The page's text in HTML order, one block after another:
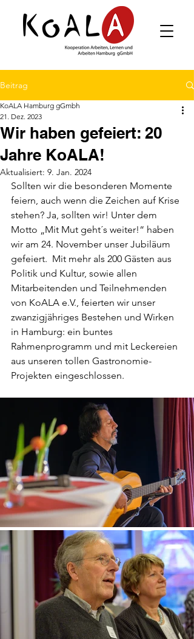
Beitrag
Wir haben gefeiert: 20
Jahre KoALA!
KoALA Hamburg gGmbh
21. Dez. 2023
Aktualisiert: 9. Jan. 2024
Sollten wir die besonderen Momente
feiern, auch wenn die Zeichen auf Krise
stehen? Ja, sollten wir! Unter dem
Motto „Mit Mut geht´s weiter!“ haben
wir am 24. November unser Jubiläum
gefeiert.  Mit mehr als 200 Gästen aus
Politik und Kultur, sowie allen
Mitarbeitenden und Teilnehmenden
von KoALA e.V., feierten wir unser
zwanzigjähriges Bestehen und Wirken
in Hamburg: ein buntes
Rahmenprogramm und mit Leckereien
aus unseren tollen Gastronomie-
Projekten eingeschlossen.